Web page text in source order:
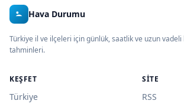
Hava Durumu
Türkiye il ve ilçeleri için günlük, saatlik ve uzun
tahminleri.
KEŞFET
Türkiye
SITE
RSS